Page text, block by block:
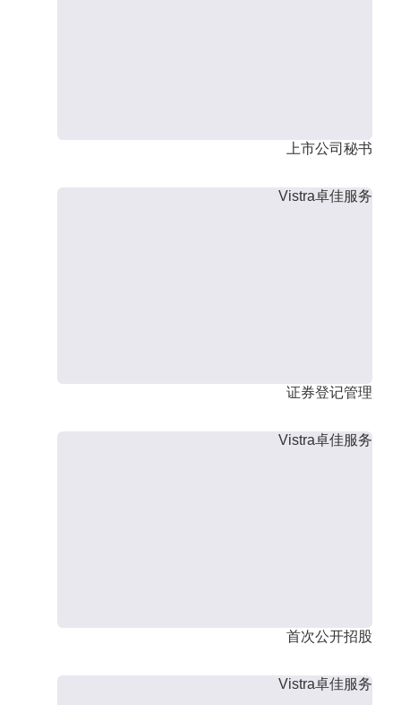
上市公司秘书
Vistra卓佳服务
证券登记管理
Vistra卓佳服务
首次公开招股
Vistra卓佳服务